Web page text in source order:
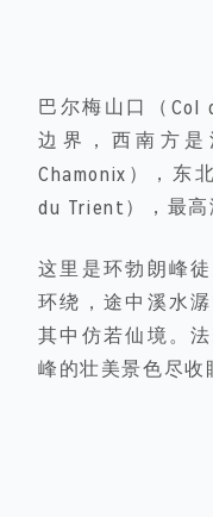
巴尔梅山口（Col
边界，西南方是
Chamonix），东
du Trient），最高
这里是环勃朗峰
环绕，途中溪水
其中仿若仙境。
峰的壮美景色尽收